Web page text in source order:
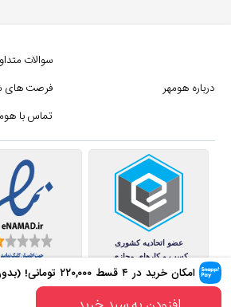
امکان خرید در ۴ قسط ۲۲۰,۰۰۰ تومانی!
درباره هومهر
سوالات
فرصت های
تماس با
کلیه حقوق این سایت متعلق به